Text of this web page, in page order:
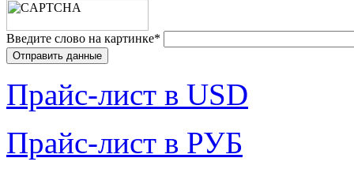
Введите слово на картинке*
Прайc-лист в USD
Прайc-лист в РУБ